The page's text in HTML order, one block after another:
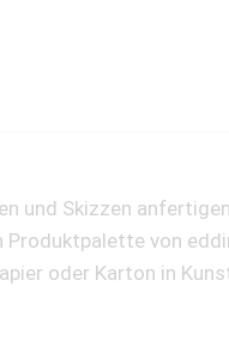
und Skizzen
von
oder Karton in